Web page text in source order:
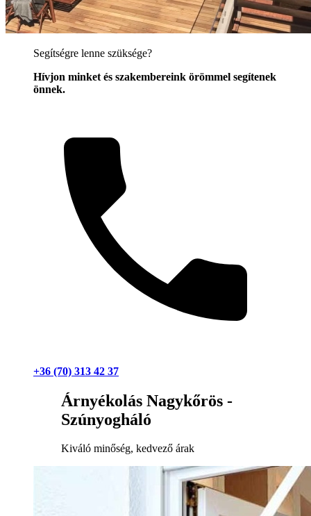
Segítségre lenne szüksége?
Hívjon minket és szakembereink örömmel segítenek
önnek.
+36 (70) 313 42 37
Árnyékolás Nagykőrös -
Szúnyogháló
Kiváló minőség, kedvező árak